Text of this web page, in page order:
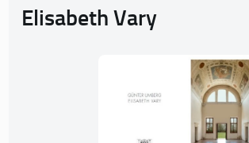
Elisabeth Vary